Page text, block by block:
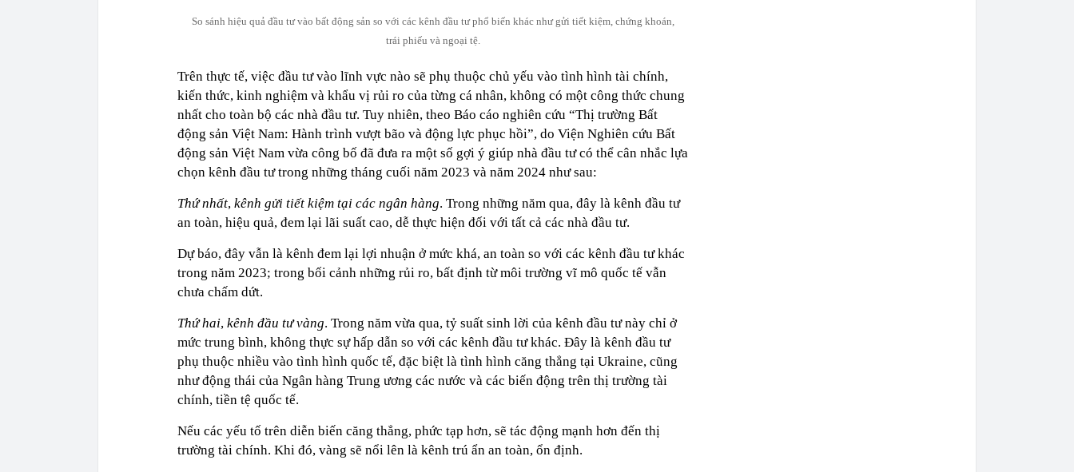
So sánh hiệu quả đầu tư vào bất động sản so với các kênh đầu tư phổ biến khác như gửi tiết kiệm, chứng khoán,
trái phiếu và ngoại tệ.
Trên thực tế, việc đầu tư vào lĩnh vực nào sẽ phụ thuộc chủ yếu vào tình hình tài chính,
kiến thức, kinh nghiệm và khẩu vị rủi ro của từng cá nhân, không có một công thức chung
nhất cho toàn bộ các nhà đầu tư. Tuy nhiên, theo Báo cáo nghiên cứu “Thị trường Bất
động sản Việt Nam: Hành trình vượt bão và động lực phục hồi”, do Viện Nghiên cứu Bất
động sản Việt Nam vừa công bố đã đưa ra một số gợi ý giúp nhà đầu tư có thể cân nhắc lựa
chọn kênh đầu tư trong những tháng cuối năm 2023 và năm 2024 như sau:
Thứ nhất, kênh gửi tiết kiệm tại các ngân hàng. Trong những năm qua, đây là kênh đầu tư
an toàn, hiệu quả, đem lại lãi suất cao, dễ thực hiện đối với tất cả các nhà đầu tư.
Dự báo, đây vẫn là kênh đem lại lợi nhuận ở mức khá, an toàn so với các kênh đầu tư khác
trong năm 2023; trong bối cảnh những rủi ro, bất định từ môi trường vĩ mô quốc tế vẫn
chưa chấm dứt.
Thứ hai, kênh đầu tư vàng. Trong năm vừa qua, tỷ suất sinh lời của kênh đầu tư này chỉ ở
mức trung bình, không thực sự hấp dẫn so với các kênh đầu tư khác. Đây là kênh đầu tư
phụ thuộc nhiều vào tình hình quốc tế, đặc biệt là tình hình căng thẳng tại Ukraine, cũng
như động thái của Ngân hàng Trung ương các nước và các biến động trên thị trường tài
chính, tiền tệ quốc tế.
Nếu các yếu tố trên diễn biến căng thẳng, phức tạp hơn, sẽ tác động mạnh hơn đến thị
trường tài chính. Khi đó, vàng sẽ nổi lên là kênh trú ẩn an toàn, ổn định.